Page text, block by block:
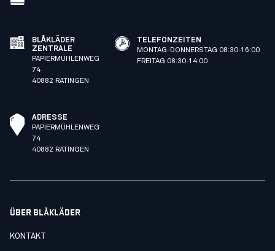
BLÅKLÄDER
ZENTRALE
PAPIERMÜHLENWEG
74
40882 RATINGEN
TELEFONZEITEN
MONTAG-DONNERSTAG 08:30-16:00
FREITAG 08:30-14:00
ADRESSE
PAPIERMÜHLENWEG
74
40882 RATINGEN
ÜBER BLÅKLÄDER
KONTAKT